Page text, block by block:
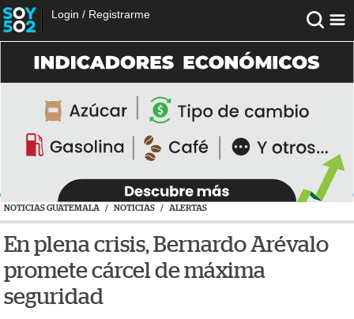
Login / Registrarme
NOTICIAS GUATEMALA / NOTICIAS / ALERTAS
En plena crisis, Bernardo Arévalo
promete cárcel de máxima
seguridad